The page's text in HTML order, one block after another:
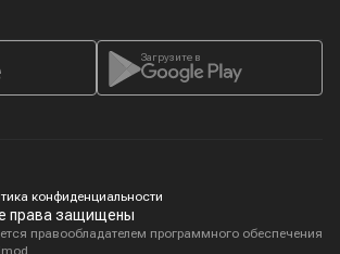
Загрузите в
конфиденциальности
права защищены
правообладателем программного обеспечения